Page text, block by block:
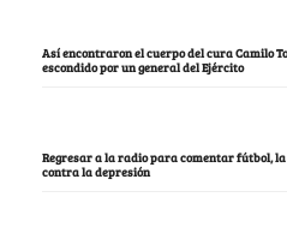
Así encontraron el cuerpo del cura Camilo
escondido por un general del Ejército
Regresar a la radio para comentar fútbol,
contra la depresión